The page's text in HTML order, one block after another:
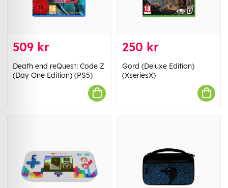
509 kr
Death end reQuest: Code Z
(Day One Edition) (PS5)
250 kr
Gord (Deluxe Edition)
(XseriesX)